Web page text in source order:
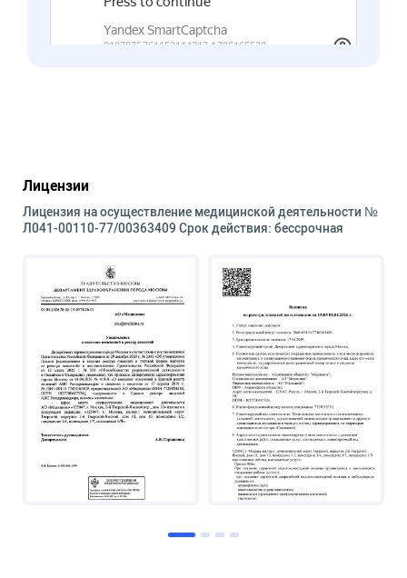
Лицензии
Лицензия на осуществление медицинской деятельности №
Л041-00110-77/00363409 Срок действия: бессрочная